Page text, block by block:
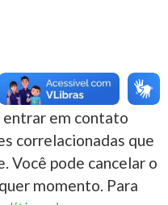
entrar em contato
correlacionadas que
Você pode cancelar o
momento. Para